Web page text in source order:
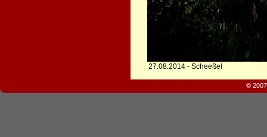
27.08.2014 - Scheeßel
©